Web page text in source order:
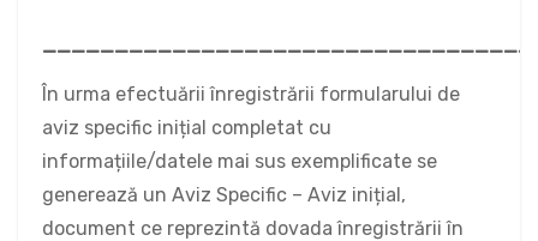
În urma efectuării înregistrării formularului de
aviz specific inițial completat cu
informațiile/datele mai sus exemplificate se
generează un Aviz Specific – Aviz inițial,
document ce reprezintă dovada înregistrării în